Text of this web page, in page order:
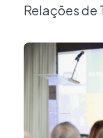
Relações de